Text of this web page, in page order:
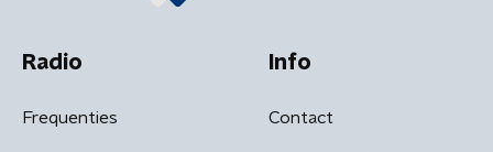
Radio
Frequenties
Info
Contact